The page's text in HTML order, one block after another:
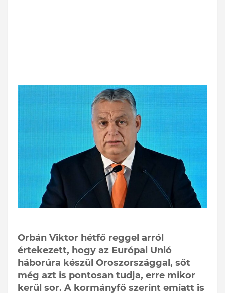
Orbán Viktor hétfő reggel arról
értekezett, hogy az Európai Unió
háborúra készül Oroszországgal, sőt
még azt is pontosan tudja, erre mikor
kerül sor. A kormányfő szerint emiatt is